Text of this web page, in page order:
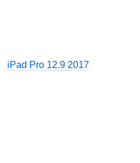
iPad Pro 12.9 2017